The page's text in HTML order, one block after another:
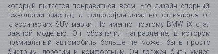
ТЕХНОЛОГИЧЕСКИЙ ФЛАГМАН НОВОЙ
ЭПОХИ BMW